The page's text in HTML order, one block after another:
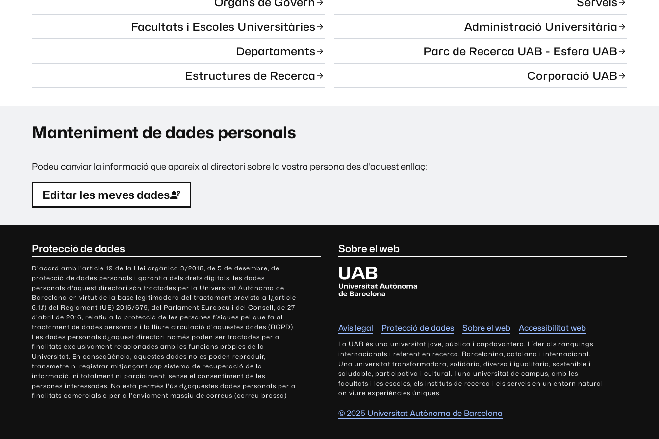
Facultats i Escoles Universitàries
Departaments
Estructures de Recerca
Administració Universitària
Parc de Recerca UAB - Esfera UAB
Corporació UAB
Manteniment de dades personals
Podeu canviar la informació que apareix al directori sobre la vostra persona des d'aquest enllaç:
Editar les meves dades
Protecció de dades
D'acord amb l'article 19 de la Llei orgànica 3/2018, de 5 de desembre, de
protecció de dades personals i garantia dels drets digitals, les dades
personals d'aquest directori són tractades per la Universitat Autònoma de
Barcelona en virtut de la base legitimadora del tractament prevista a l¿article
6.1.f) del Reglament (UE) 2016/679, del Parlament Europeu i del Consell, de 27
d'abril de 2016, relatiu a la protecció de les persones físiques pel que fa al
tractament de dades personals i la lliure circulació d'aquestes dades (RGPD).
Les dades personals d¿aquest directori només poden ser tractades per a
finalitats exclusivament relacionades amb les funcions pròpies de la
Universitat. En conseqüència, aquestes dades no es poden reproduir,
transmetre ni registrar mitjançant cap sistema de recuperació de la
informació, ni totalment ni parcialment, sense el consentiment de les
persones interessades. No està permès l'ús d¿aquestes dades personals per a
finalitats comercials o per a l'enviament massiu de correus (correu brossa)
Sobre el web
U
n
i
s
i
t
a
t
A
u
t
ò
Avís legal Protecció de dades Sobre el web Accessibilitat web
La UAB és una universitat jove, pública i capdavantera. Líder als rànquings
internacionals i referent en recerca. Barcelonina, catalana i internacional.
Una universitat transformadora, solidària, diversa i igualitària, sostenible i
saludable, participativa i cultural. I una universitat de campus, amb les
facultats i les escoles, els instituts de recerca i els serveis en un entorn natural
on viure experiències úniques.
© 2025 Universitat Autònoma de Barcelona